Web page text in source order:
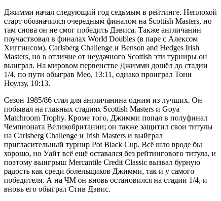
Джимми начал следующий год седьмым в рейтинге. Неплохой
старт обозначился очередным финалом на Scottish Masters, но
там снова он не смог победить Дэвиса. Также англичанин
поучаствовал в финалах World Doubles (в паре с Алексом
Хиггинсом), Carlsberg Challenge и Benson and Hedges Irish
Masters, но в отличие от неудачного Scottish эти турниры он
выиграл. На мировом первенстве Джимми дошёл до стадии
1/4, по пути обыграв Мео, 13:11, однако проиграл Тони
Ноулзу, 10:13.
Сезон 1985/86 стал для англичанина одним из лучших. Он
побывал на главных стадиях Scottish Masters и Goya
Matchroom Trophy. Кроме того, Джимми попал в полуфинал
Чемпионата Великобритании; он также защитил свои титулы
на Carlsberg Challenge и Irish Masters и выйграл
пригласительный турнир Pot Black Cup. Всё шло вроде бы
хорошо, но Уайт всё ещё оставался без рейтингового титула, и
поэтому выигрыш Mercantile Credit Classic вызвал бурную
радость как среди болельщиков Джимми, так и у самого
победителя. А на ЧМ он вновь остановился на стадии 1/4, и
вновь его обыграл Стив Дэвис.